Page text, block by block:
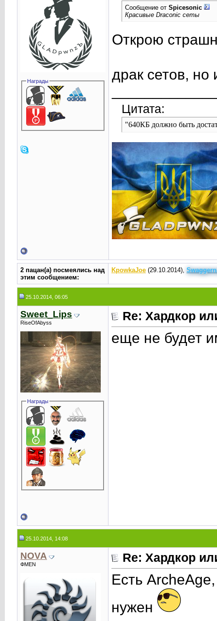
Награды
Сообщение от Spicesonic
Красивые Draconic сеты
Открою
драк сетов, но
Цитата:
"640КБ должно быть
2 пацан(а) посмеялись над
этим сообщением:
KpowkaJoe(29.10.2014),
25.10.2014, 06:05
Sweet_Lips
RiseOfAbyss
Награды
Re: Хардкор
еще не будет
25.10.2014, 14:08
NOVA
ФMEN Re: Хардкор
Есть
нужен